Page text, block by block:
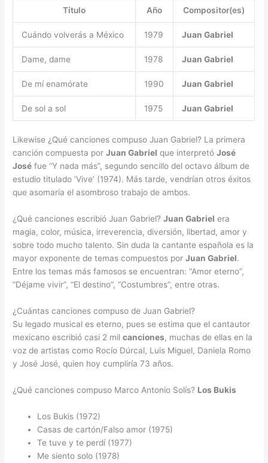
Título Año Compositor(es)
Cuándo volverás a México 1979 Juan Gabriel
Dame, dame 1978 Juan Gabriel
De mí enamórate 1990 Juan Gabriel
De sol a sol 1975 Juan Gabriel
Likewise ¿Qué canciones compuso Juan Gabriel? La primera
canción compuesta porJuan Gabriel que interpretóJosé
José fue “Y nada más”, segundo sencillo del octavo álbum de
estudio titulado ‘Vive’ (1974). Más tarde, vendrían otros éxitos
que asomaría el asombroso trabajo de ambos.
¿Qué canciones escribió Juan Gabriel?Juan Gabriel era
magia, color, música, irreverencia, diversión, libertad, amor y
sobre todo mucho talento. Sin duda la cantante española es la
mayor exponente de temas compuestos porJuan Gabriel.
Entre los temas más famosos se encuentran: “Amor eterno”,
“Déjame vivir”, “El destino”, “Costumbres”, entre otras.
¿Cuántas canciones compuso de Juan Gabriel?
Su legado musical es eterno, pues se estima que el cantautor
mexicano escribió casi 2 milcanciones, muchas de ellas en la
voz de artistas como Rocío Dúrcal, Luis Miguel, Daniela Romo
y José José, quien hoy cumpliría 73 años.
¿Qué canciones compuso Marco Antonio Solís? Los Bukis
Los Bukis (1972)
Casas de cartón/Falso amor (1975)
Te tuve y te perdí (1977)
Me siento solo (1978)